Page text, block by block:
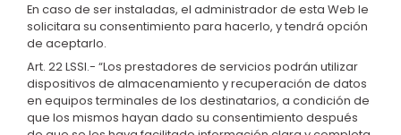
En caso de ser instaladas, el administrador de esta Web le
solicitara su consentimiento para hacerlo, y tendrá opción
de aceptarlo.
Art. 22 LSSI.- “Los prestadores de servicios podrán utilizar
dispositivos de almacenamiento y recuperación de datos
en equipos terminales de los destinatarios, a condición de
que los mismos hayan dado su consentimiento después